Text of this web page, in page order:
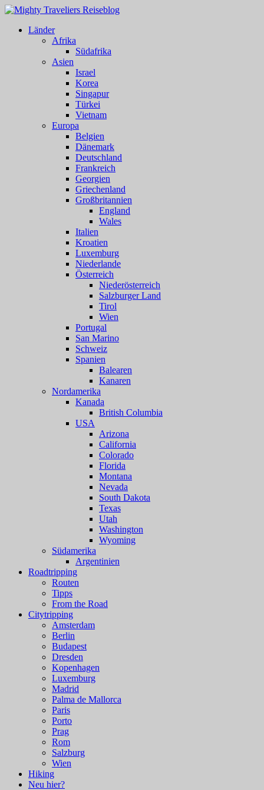
Länder
Afrika
Südafrika
Asien
Israel
Korea
Singapur
Türkei
Vietnam
Europa
Belgien
Dänemark
Deutschland
Frankreich
Georgien
Griechenland
Großbritannien
England
Wales
Italien
Kroatien
Luxemburg
Niederlande
Österreich
Niederösterreich
Salzburger Land
Tirol
Wien
Portugal
San Marino
Schweiz
Spanien
Balearen
Kanaren
Nordamerika
Kanada
British Columbia
USA
Arizona
California
Colorado
Florida
Montana
Nevada
South Dakota
Texas
Utah
Washington
Wyoming
Südamerika
Argentinien
Roadtripping
Routen
Tipps
From the Road
Citytripping
Amsterdam
Berlin
Budapest
Dresden
Kopenhagen
Luxemburg
Madrid
Palma de Mallorca
Paris
Porto
Prag
Rom
Salzburg
Wien
Hiking
Neu hier?